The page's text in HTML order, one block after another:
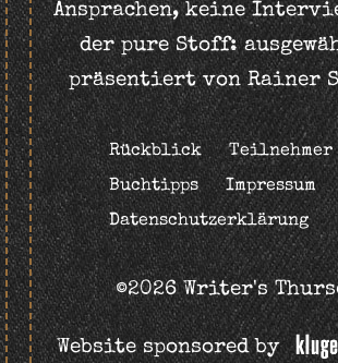
Ansprachen, keine
der pure Stoff:
präsentiert von Rainer
Rückblick
Teilnehmer
Buchtipps
Impressum
Datenschutzerklärung
©2026 Writer's
Website sponsored by